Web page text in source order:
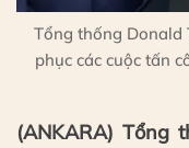
Tổng thống Donald
phục các cuộc tấn
(ANKARA) Tổng